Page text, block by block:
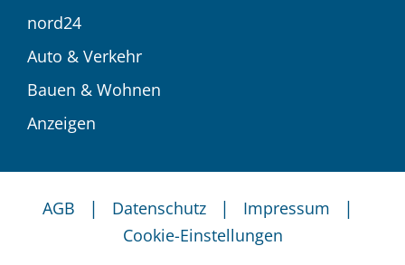
nord24
Auto & Verkehr
Bauen & Wohnen
Anzeigen
AGB | Datenschutz | Impressum |
Cookie-Einstellungen